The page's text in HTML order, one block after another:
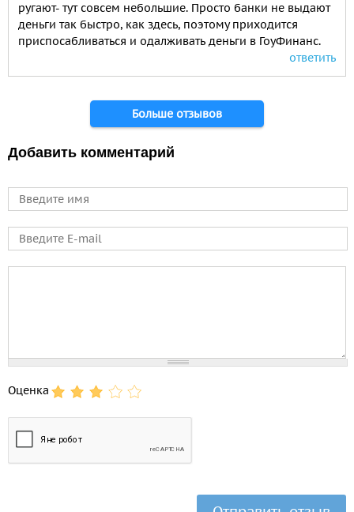
ругают- тут совсем небольшие. Просто банки не выдают
деньги так быстро, как здесь, поэтому приходится
приспосабливаться и одалживать деньги в ГоуФинанс.
ответить
Больше отзывов
Добавить комментарий
Имя
E-mail
Оценка